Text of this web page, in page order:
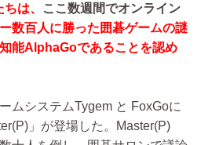
は、
ここ数週間でオンライン
数百人に勝った囲碁ゲームの謎
能AlphaGoであることを認め
ムシステムTygem と FoxGoに
」が登場した。Master(P)